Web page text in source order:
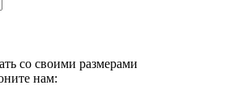
со своими размерами
нам: